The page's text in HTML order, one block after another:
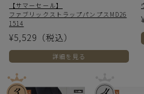
【サマーセール】
ファブリックストラップパンプスMD26
1514
¥5,529 （税込）
詳細を見る